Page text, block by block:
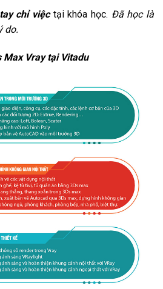
chỉ việctại khóa học. Đã học là
do.
Max Vray tại Vitadu